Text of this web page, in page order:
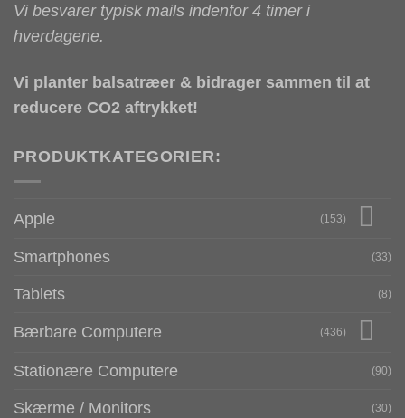
Vi besvarer typisk mails indenfor 4 timer i
hverdagene.
Vi planter balsatræer & bidrager sammen til at
reducere CO2 aftrykket!
PRODUKTKATEGORIER:
Apple (153)
Smartphones (33)
Tablets (8)
Bærbare Computere (436)
Stationære Computere (90)
Skærme / Monitors (30)